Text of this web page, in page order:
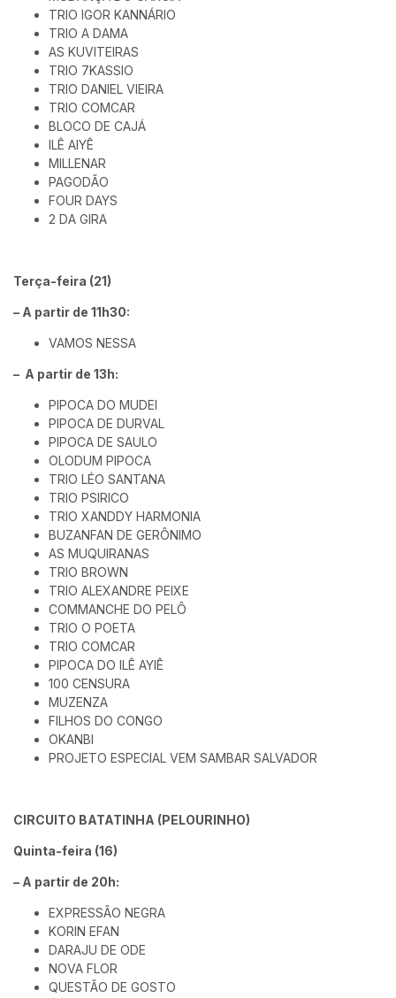
TRIO IGOR KANNÁRIO
TRIO A DAMA
AS KUVITEIRAS
TRIO 7KASSIO
TRIO DANIEL VIEIRA
TRIO COMCAR
BLOCO DE CAJÁ
ILÊ AIYÊ
MILLENAR
PAGODÃO
FOUR DAYS
2 DA GIRA
Terça-feira (21)
– A partir de 11h30:
VAMOS NESSA
– A partir de 13h:
PIPOCA DO MUDEI
PIPOCA DE DURVAL
PIPOCA DE SAULO
OLODUM PIPOCA
TRIO LÉO SANTANA
TRIO PSIRICO
TRIO XANDDY HARMONIA
BUZANFAN DE GERÔNIMO
AS MUQUIRANAS
TRIO BROWN
TRIO ALEXANDRE PEIXE
COMMANCHE DO PELÔ
TRIO O POETA
TRIO COMCAR
PIPOCA DO ILÊ AYIÊ
100 CENSURA
MUZENZA
FILHOS DO CONGO
OKANBI
PROJETO ESPECIAL VEM SAMBAR SALVADOR
CIRCUITO BATATINHA (PELOURINHO)
Quinta-feira (16)
– A partir de 20h:
EXPRESSÃO NEGRA
KORIN EFAN
DARAJU DE ODE
NOVA FLOR
QUESTÃO DE GOSTO